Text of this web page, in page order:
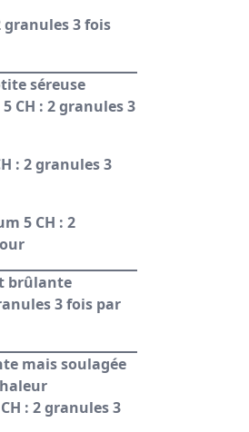
granules 3 fois
séreuse
CH : 2 granules 3
: 2 granules 3
5 CH : 2
brûlante
3 fois par
mais soulagée
: 2 granules 3